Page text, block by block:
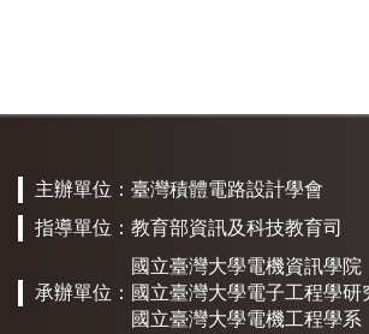
主辦單位： 臺灣積體電路設計學會
指導單位： 教育部資訊及科技教育司
承辦單位：
國立臺灣大學電機資訊學院
國立臺灣大學電子工程學研
國立臺灣大學電機工程學系